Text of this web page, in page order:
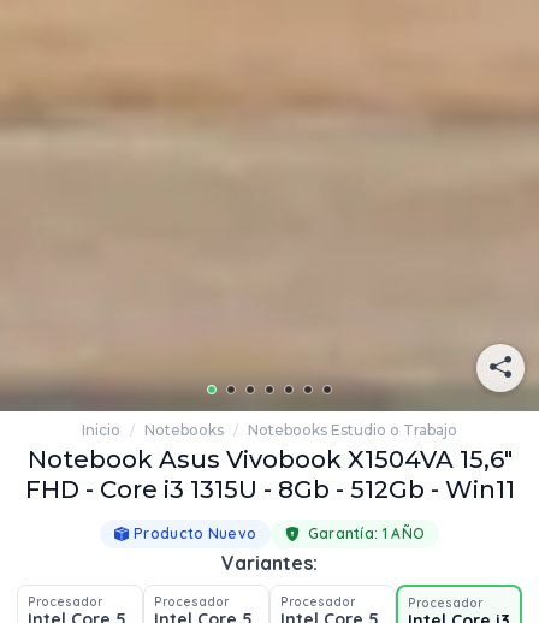
Inicio / Notebooks / Notebooks Estudio o Trabajo
Notebook Asus Vivobook X1504VA 15,6"
FHD - Core i3 1315U - 8Gb - 512Gb - Win11
Producto Nuevo Garantía: 1 AÑO
Variantes:
Procesador Procesador Procesador Procesador